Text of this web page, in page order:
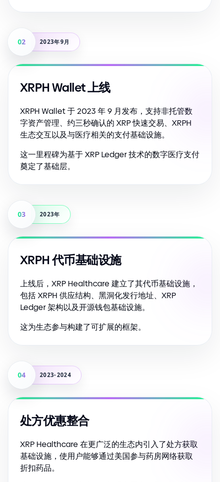
02 2023年9月
XRPH Wallet 上线
XRPH Wallet 于 2023 年 9 月发布，支持非托管数
字资产管理、约三秒确认的 XRP 快速交易、XRPH
生态交互以及与医疗相关的支付基础设施。
这一里程碑为基于 XRP Ledger 技术的数字医疗支付
奠定了基础层。
03 2023年
XRPH 代币基础设施
上线后，XRP Healthcare 建立了其代币基础设施，
包括 XRPH 供应结构、黑洞化发行地址、XRP
Ledger 架构以及开源钱包基础设施。
这为生态参与构建了可扩展的框架。
04 2023-2024
处方优惠整合
XRP Healthcare 在更广泛的生态内引入了处方获取
基础设施，使用户能够通过美国参与药房网络获取
折扣药品。